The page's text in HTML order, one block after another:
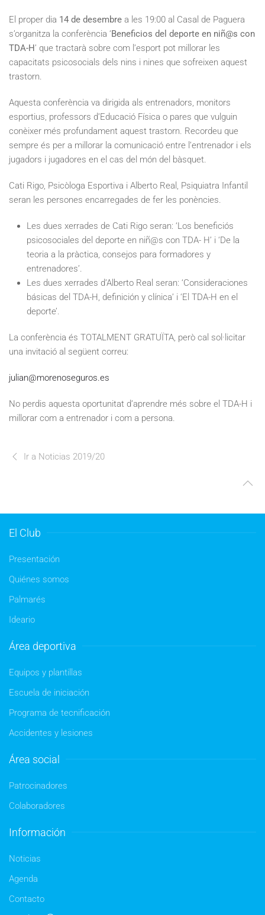
El proper dia 14 de desembre a les 19:00 al Casal de Paguera
s’organitza la conferència ‘Beneficios del deporte en niñ@s con
TDA-H’ que tractarà sobre com l’esport pot millorar les
capacitats psicosocials dels nins i nines que sofreixen aquest
trastorn.
Aquesta conferència va dirigida als entrenadors, monitors
esportius, professors d’Educació Física o pares que vulguin
conèixer més profundament aquest trastorn. Recordeu que
sempre és per a millorar la comunicació entre l’entrenador i els
jugadors i jugadores en el cas del món del bàsquet.
Cati Rigo, Psicòloga Esportiva i Alberto Real, Psiquiatra Infantil
seran les persones encarregades de fer les ponències.
Les dues xerrades de Cati Rigo seran: ‘Los beneficiós
psicosociales del deporte en niñ@s con TDA- H’ i ‘De la
teoria a la pràctica, consejos para formadores y
entrenadores’.
Les dues xerrades d’Alberto Real seran: ‘Consideraciones
básicas del TDA-H, definición y clínica’ i ‘El TDA-H en el
deporte’.
La conferència és TOTALMENT GRATUÏTA, però cal sol·licitar
una invitació al següent correu:
julian@morenoseguros.es
No perdis aquesta oportunitat d’aprendre més sobre el TDA-H i
millorar com a entrenador i com a persona.
Ir a Noticias 2019/20
El Club
Presentación
Quiénes somos
Palmarés
Ideario
Área deportiva
Equipos y plantillas
Escuela de iniciación
Programa de tecnificación
Accidentes y lesiones
Área social
Patrocinadores
Colaboradores
Información
Noticias
Agenda
Contacto